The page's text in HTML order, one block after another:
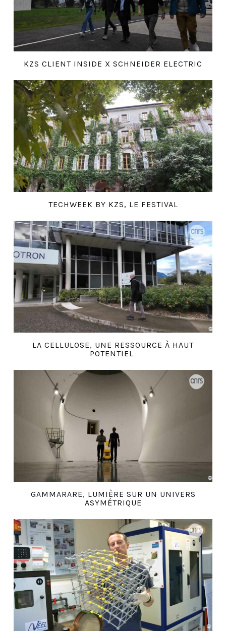
KZS CLIENT INSIDE X SCHNEIDER ELECTRIC
TECHWEEK BY KZS, LE FESTIVAL
LA CELLULOSE, UNE RESSOURCE À HAUT
POTENTIEL
GAMMARARE, LUMIÈRE SUR UN UNIVERS
ASYMÉTRIQUE